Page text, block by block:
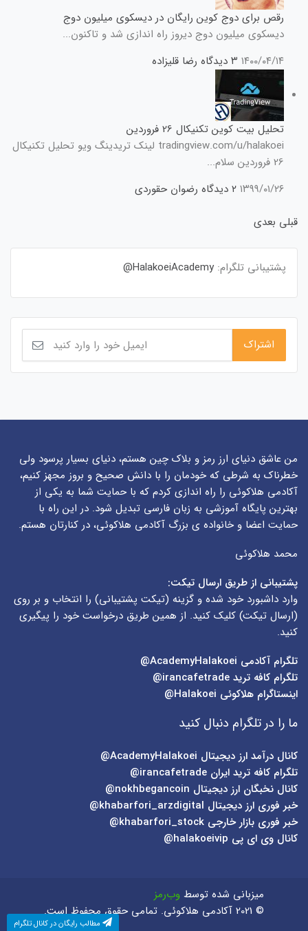
رقص برای دوج کوین رایگان در دیسکوی میلیون دوج
دیسکوی میلیون دوج دیروز راه اندازی شد و تاکنون...
۱۴۰۰/۰۴/۱۴ ۳ دیدگاه رضا قلیزاده
تحلیل بیت کوین تکنیکال 26 فروردین
tradingview.com/u/halakoei لینک تریدینگ ویو تحلیل تکنیکال
26 فروردین سلام...
۱۳۹۹/۰۱/۲۶ ۲ دیدگاه
رضوان حقوردی
قبلی بعدی
پشتیبانی تلگرام: HalakoeiAcademy@
من عاشق دنیای ارز رمز و بلاک چین هستم، دنیای بسیار پرسود ولی
خطرناک به شرطی که خودمان را با دانش صحیح و بروز مجهز کنیم،
آکادمی هلاکوئی را راه اندازی کردم که با حمایت شما به یکی از
بهترین پایگاه آموزشی به زبان فارسی تبدیل شود. در این راه با
حمایت اعضا و خانواده ی بزرگ آکادمی هلاکوئی، در کنارتان هستم.
محمد هلاکوئی
پشتیبانی از طریق ارسال تیکت:
وارد داشبورد خود شده و گزینه (تیکت پشتیبانی) را انتخاب و بر روی
(ارسال تیکت) کلیک کنید. از همین طریق درخواست خود را پیگیری
کنید.
تلگرام آکادمی
تلگرام کافه ترید irancafetrade@
اینستاگرام هلاکوئی Halakoei@
ما را در تلگرام دنبال کنید
کانال درآمد ارز دیجیتال AcademyHalakoei@
تلگرام کافه ترید ایران irancafetrade@
کانال نخبگان ارز دیجیتال nokhbegancoin@
خبر فوری ارز دیجیتال khabarfori_arzdigital@
خبر فوری بازار خارجی khabarfori_stock@
کانال وی ای پی halakoeivip@
میزبانی شده توسط وب‌رمز
© 2021 آکادمی هلاکوئی. تمامی حقوق محفوظ است.
مطالب رایگان در کانال تلگرام